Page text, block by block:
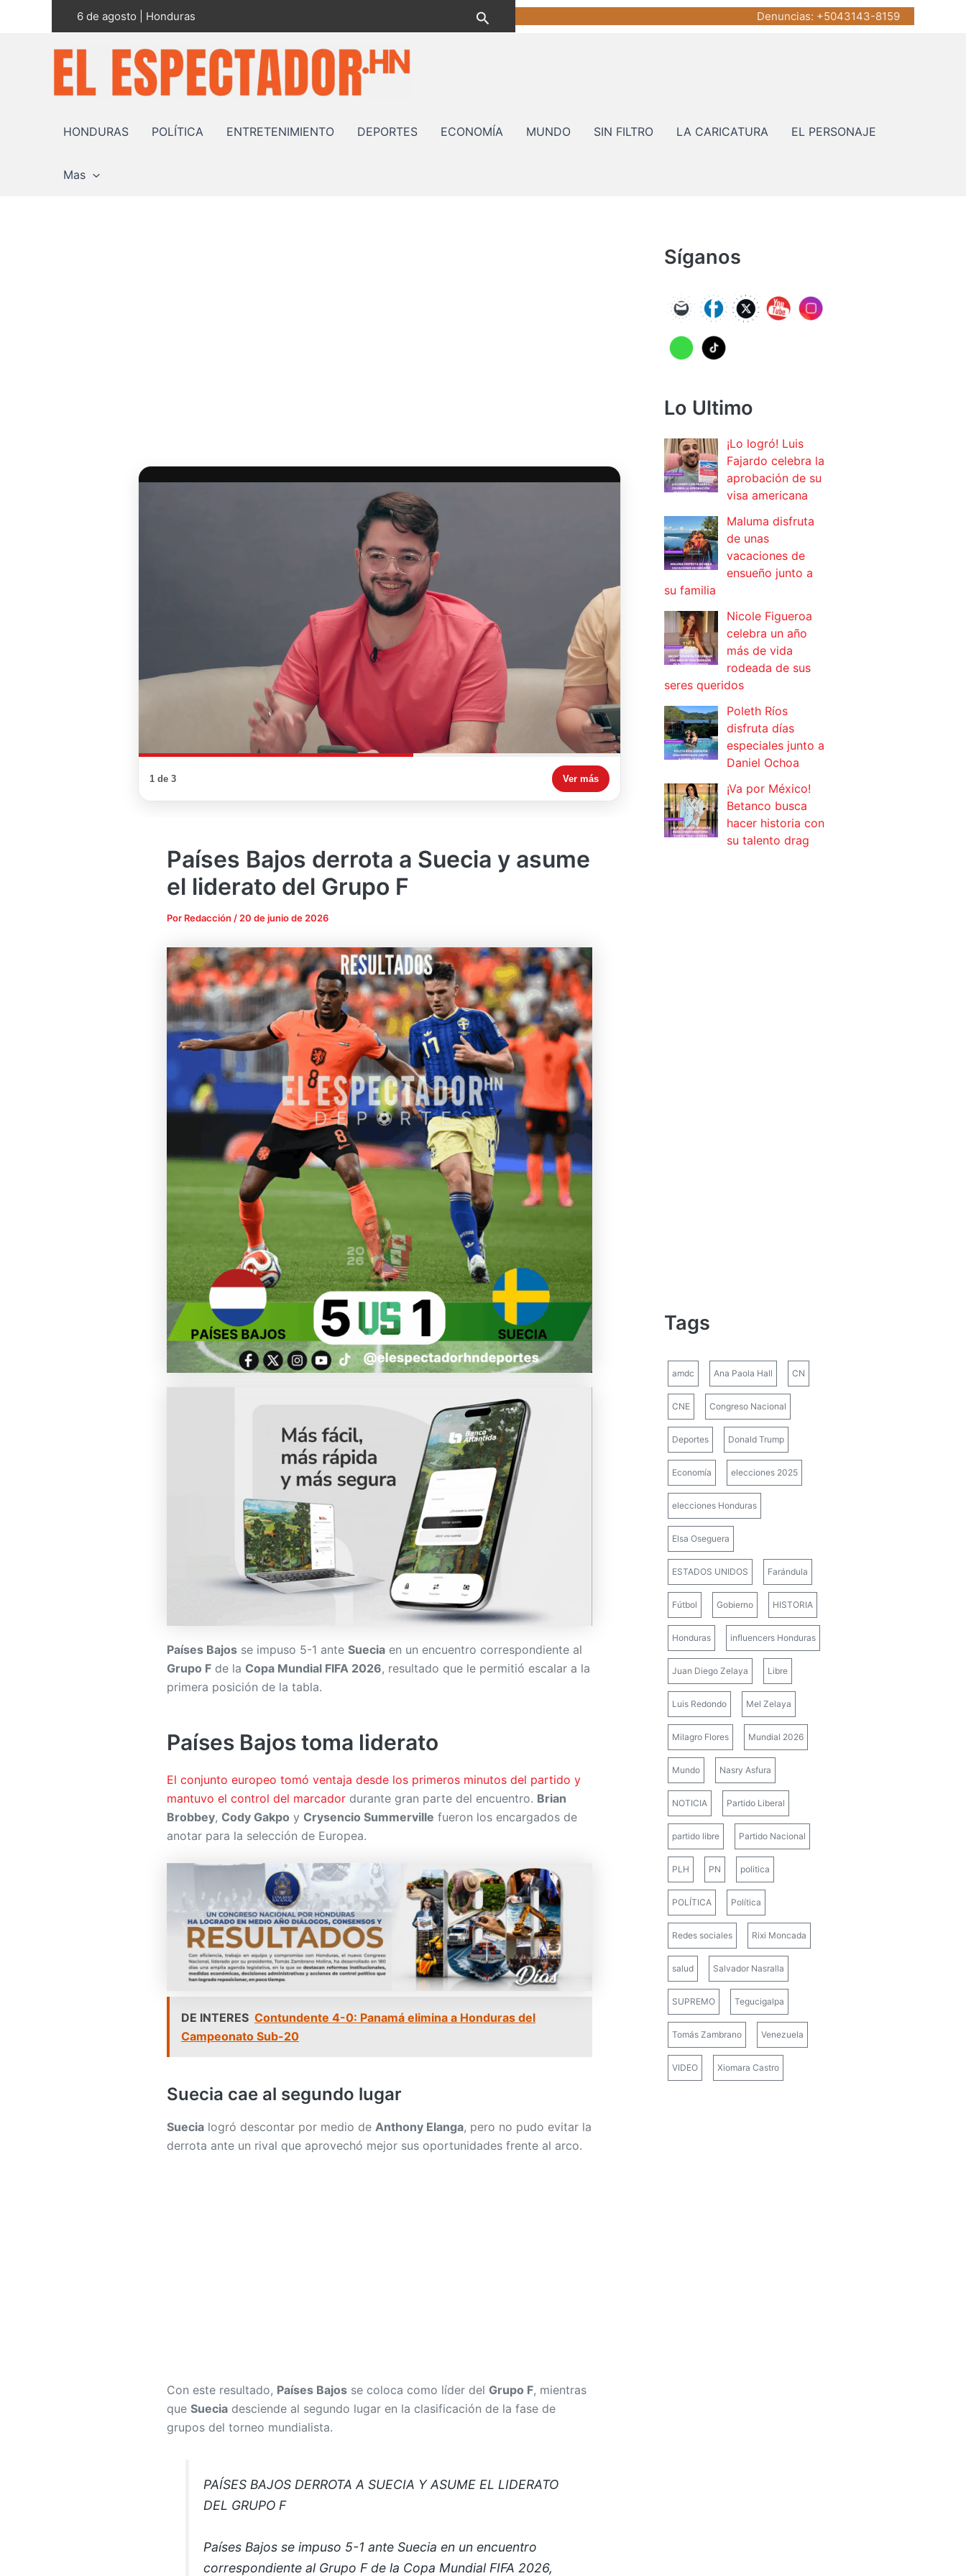
6 de agosto | Honduras Buscar Denuncias: +5043143-8159
HONDURAS POLÍTICA ENTRETENIMIENTO DEPORTES ECONOMÍA MUNDO SIN FILTRO LA CARICATURA EL PERSONAJE
Mas
1 de 3 Ver más
Países Bajos derrota a Suecia y asume
el liderato del Grupo F
Por Redacción / 20 de junio de 2026
Países Bajos se impuso 5-1 ante Suecia en un encuentro correspondiente al
Grupo F de la Copa Mundial FIFA 2026, resultado que le permitió escalar a la
primera posición de la tabla.
Países Bajos toma liderato
El conjunto europeo tomó ventaja desde los primeros minutos del partido y
mantuvo el control del marcador durante gran parte del encuentro. Brian
Brobbey, Cody Gakpo y Crysencio Summerville fueron los encargados de
anotar para la selección de Europea.
DE INTERES Contundente 4-0: Panamá elimina a Honduras del
Campeonato Sub-20
Suecia cae al segundo lugar
Suecia logró descontar por medio de Anthony Elanga, pero no pudo evitar la
derrota ante un rival que aprovechó mejor sus oportunidades frente al arco.
Con este resultado, Países Bajos se coloca como líder del Grupo F, mientras
que Suecia desciende al segundo lugar en la clasificación de la fase de
grupos del torneo mundialista.
PAÍSES BAJOS DERROTA A SUECIA Y ASUME EL LIDERATO
DEL GRUPO F
Países Bajos se impuso 5-1 ante Suecia en un encuentro
correspondiente al Grupo F de la Copa Mundial FIFA 2026,
Síganos
Lo Ultimo
¡Lo logró! Luis
Fajardo celebra la
aprobación de su
visa americana
Maluma disfruta
de unas
vacaciones de
ensueño junto a
su familia
Nicole Figueroa
celebra un año
más de vida
rodeada de sus
seres queridos
Poleth Ríos
disfruta días
especiales junto a
Daniel Ochoa
¡Va por México!
Betanco busca
hacer historia con
su talento drag
Tags
amdc Ana Paola Hall CN
CNE Congreso Nacional
Deportes Donald Trump
Economía elecciones 2025
elecciones Honduras
Elsa Oseguera
ESTADOS UNIDOS Farándula
Fútbol Gobierno HISTORIA
Honduras influencers Honduras
Juan Diego Zelaya Libre
Luis Redondo Mel Zelaya
Milagro Flores Mundial 2026
Mundo Nasry Asfura
NOTICIA Partido Liberal
partido libre Partido Nacional
PLH PN politica
POLÍTICA Política
Redes sociales Rixi Moncada
salud Salvador Nasralla
SUPREMO Tegucigalpa
Tomás Zambrano Venezuela
VIDEO Xiomara Castro